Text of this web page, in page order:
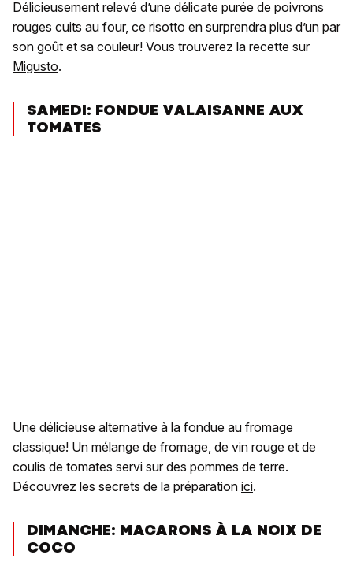
Délicieusement relevé d’une délicate purée de poivrons
rouges cuits au four, ce risotto en surprendra plus d’un par
son goût et sa couleur! Vous trouverez la recette sur
Migusto.
SAMEDI: FONDUE VALAISANNE AUX
TOMATES
Une délicieuse alternative à la fondue au fromage
classique! Un mélange de fromage, de vin rouge et de
coulis de tomates servi sur des pommes de terre.
Découvrez les secrets de la préparation ici.
DIMANCHE: MACARONS À LA NOIX DE
COCO